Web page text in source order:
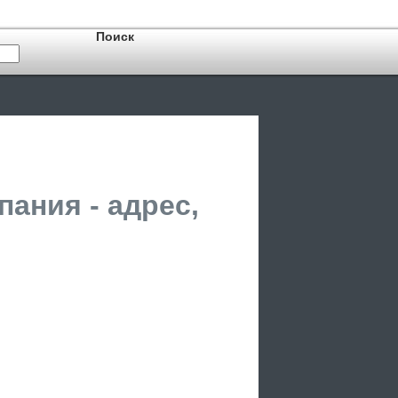
- адрес,